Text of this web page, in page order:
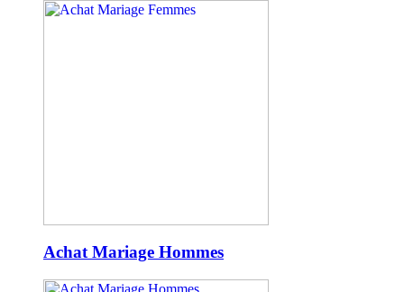
Achat Mariage Hommes